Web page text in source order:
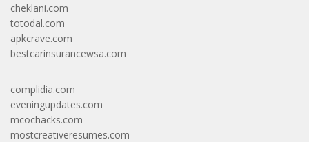
cheklani.com
totodal.com
apkcrave.com
bestcarinsurancewsa.com
complidia.com
eveningupdates.com
mcochacks.com
mostcreativeresumes.com